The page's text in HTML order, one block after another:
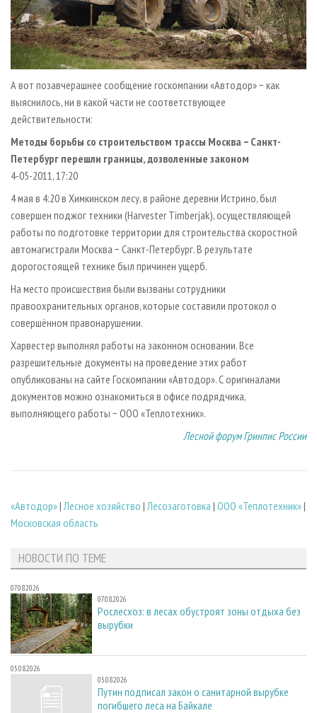
А вот позавчерашнее сообщение госкомпании «Автодор» − как
выяснилось, ни в какой части не соответствующее
действительности:
Методы борьбы со строительством трассы Москва − Санкт-
Петербург перешли границы, дозволенные законом
4-05-2011, 17:20
4 мая в 4:20 в Химкинском лесу, в районе деревни Истрино, был
совершен поджог техники (Harvester Timberjak), осуществляющей
работы по подготовке территории для строительства скоростной
автомагистрали Москва − Санкт-Петербург. В результате
дорогостоящей технике был причинен ущерб.
На место происшествия были вызваны сотрудники
правоохранительных органов, которые составили протокол о
совершённом правонарушении.
Харвестер выполнял работы на законном основании. Все
разрешительные документы на проведение этих работ
опубликованы на сайте Госкомпании «Автодор». С оригиналами
документов можно ознакомиться в офисе подрядчика,
выполняющего работы − ООО «Теплотехник».
Лесной форум Гринпис России
«Автодор»| Лесное хозяйство | Лесозаготовка | ООО «Теплотехник»|
Московская область
НОВОСТИ ПО ТЕМЕ
07.08.2026
07.08.2026
Рослесхоз: в лесах обустроят зоны отдыха без
вырубки
05.08.2026
05.08.2026
Путин подписал закон о санитарной вырубке
погибшего леса на Байкале